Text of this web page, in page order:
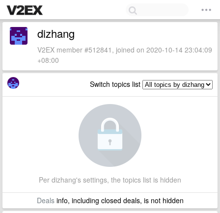
dizhang
V2EX member #512841, joined on 2020-10-14 23:04:09
+08:00
Switch topics list
Per dizhang's settings, the topics list is hidden
Dealsinfo, including closed deals, is not hidden